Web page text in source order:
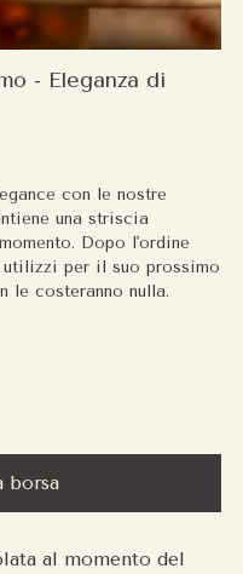
- Eleganza di
con le nostre
una striscia
Dopo l'ordine
per il suo prossimo
le costeranno nulla.
borsa
al momento del